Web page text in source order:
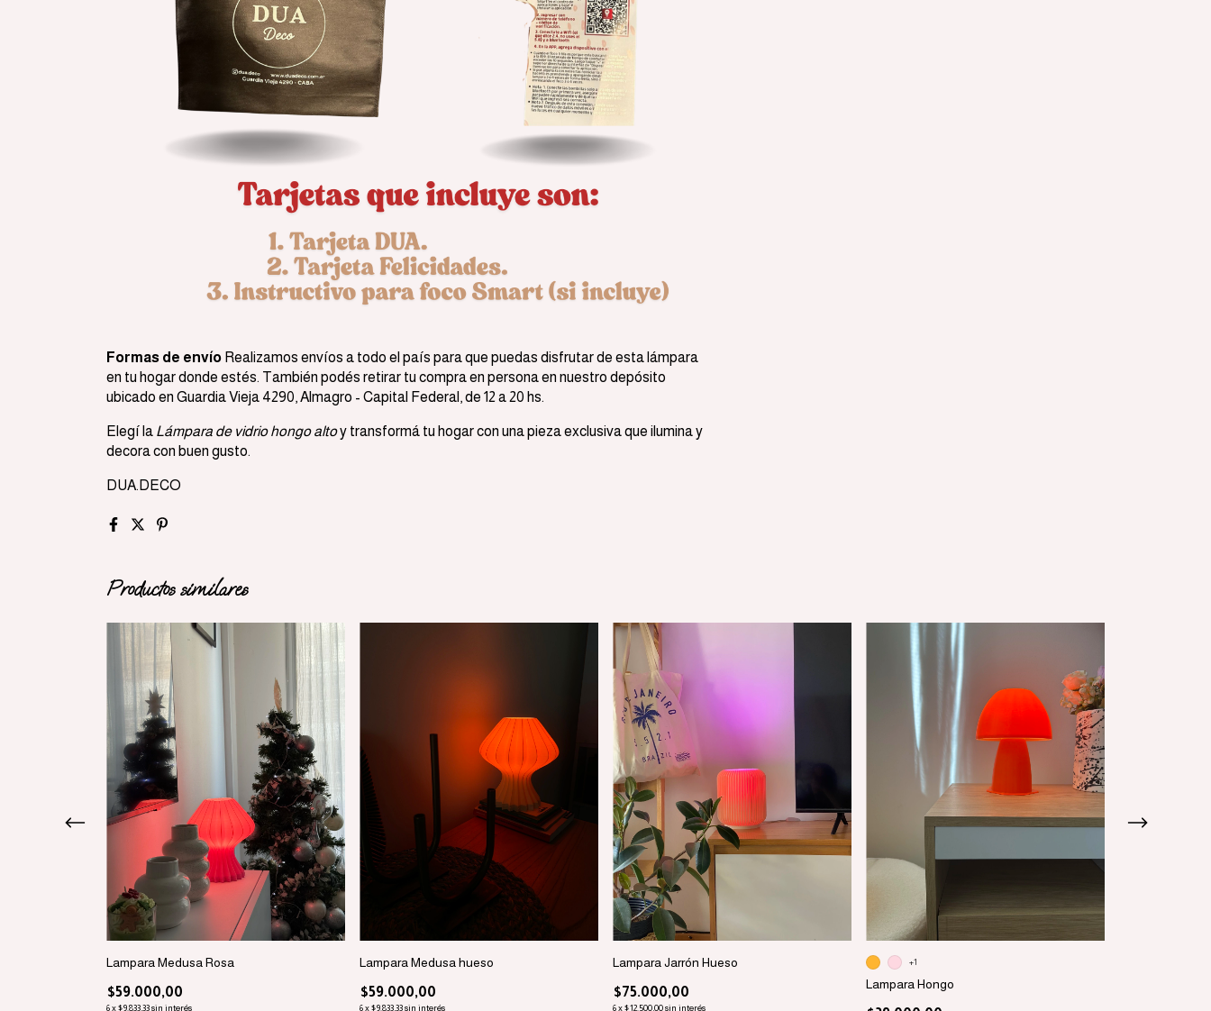
Formas de envío Realizamos envíos a todo el país para que puedas disfrutar de esta lámpara
en tu hogar donde estés. También podés retirar tu compra en persona en nuestro depósito
ubicado en Guardia Vieja 4290, Almagro - Capital Federal, de 12 a 20 hs.
Elegí la Lámpara de vidrio hongo altoy transformá tu hogar con una pieza exclusiva que ilumina y
decora con buen gusto.
DUA.DECO
Productos similares
Lampara Medusa Rosa
$59.000,00
6x$9.833,33sin interés
Lampara Medusa hueso
$59.000,00
6x$9.833,33sin interés
Lampara Jarrón Hueso
$75.000,00
6x$12.500,00sin interés
Lampara Hongo
+1